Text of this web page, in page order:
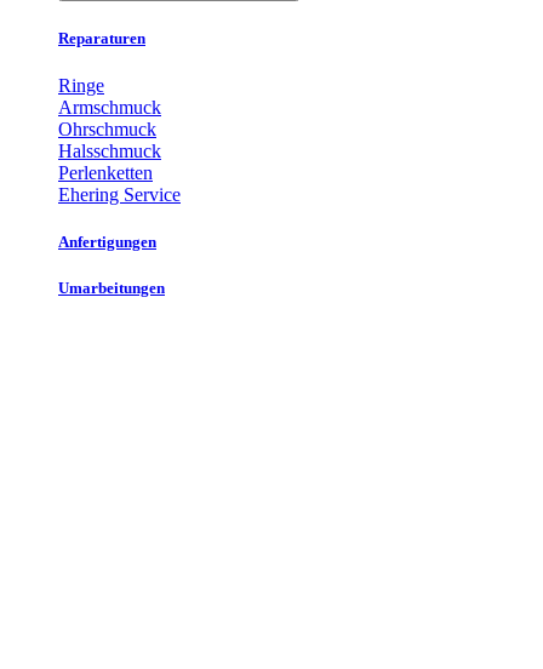
Reparaturen
Ringe
Armschmuck
Ohrschmuck
Halsschmuck
Perlenketten
Ehering Service
Anfertigungen
Umarbeitungen